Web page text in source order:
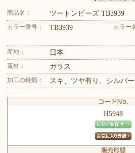
商品名： ツートンビーズ TB3939
カラー番号： TB3939 カラー
産地： 日本
素材： ガラス
加工の種類： スキ、ツヤ有り、シルバー
H5948